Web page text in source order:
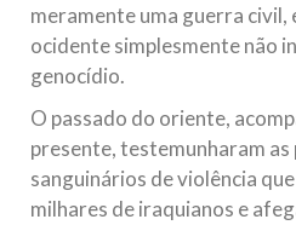
meramente uma guerra civil,
ocidente simplesmente não
genocídio.
O passado do oriente,
presente, testemunharam
sanguinários de violência
milhares de iraquianos e